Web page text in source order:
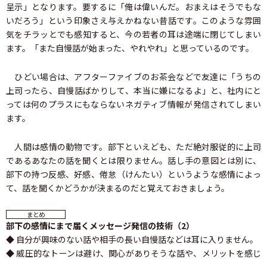
呈示」となります。要するに「俺は偉いんだ。おまえはそうでもな
いだろう」という印象さえ与えかねない昔話です。このような雰囲
気をチラッとでも感知すると、今の若者の耳は途端に閉じてしまい
ます。「また自慢話が始まった、やれやれ」と思っているのです。
ひどい場合は、アフターファイブのお茶会などで友達に「うちの
上司ったら、自慢話ばかりして、本当に嫌になるよ」と、社内にと
っては何のプラスにもならないネガティブ情報が発信されてしまい
ます。
人間は感情の動物です。部下といえども、ただ絶対服従的に上司
であるあなたの話を聞くとは限りません。話し手の意図とは別に、
部下の持つ反感、好感、倦怠（けんたい）というような感情によっ
て、話を聞くかどうかが決まるのだと覚えておきましょう。
まとめ
部下の感情にまで届くメッセージ発信の技術（2）
◆ 自分が興味のない話や相手の長い自慢話などは耳に入りません。
◆ 威圧的なトーンは避け、関心がありそうな話や、メリットを感じ